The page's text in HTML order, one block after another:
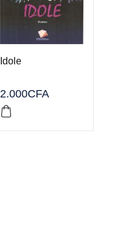
Idole
2.000CFA